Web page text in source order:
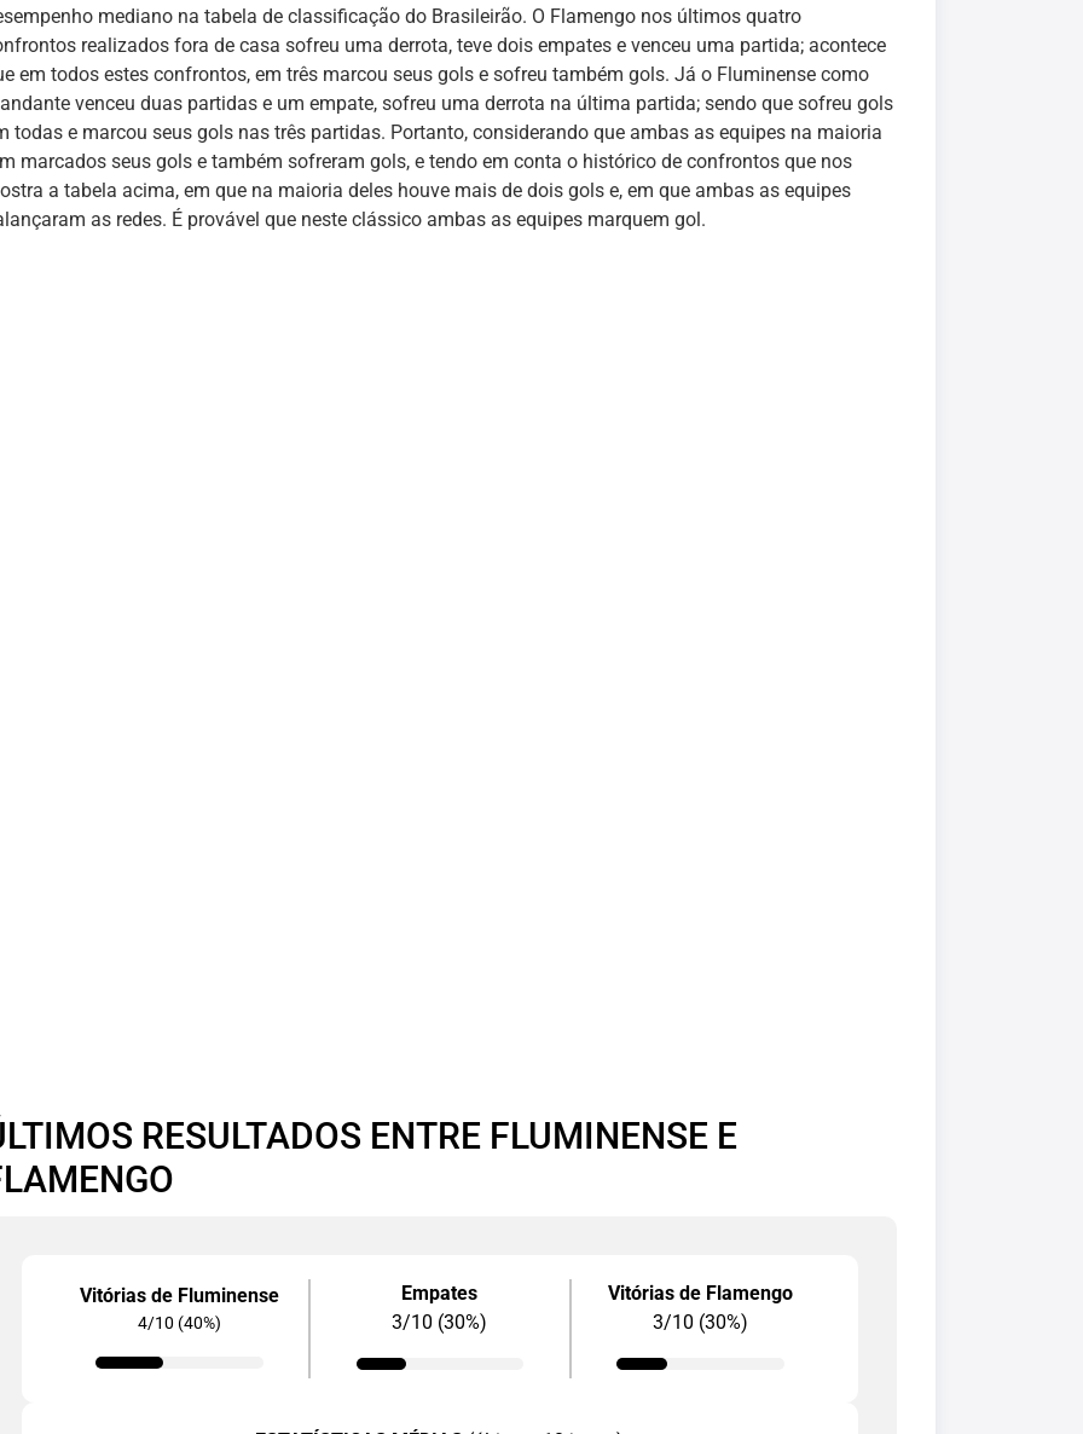
mediano na tabela de classificação do Brasileirão. O Flamengo nos últimos quatro
realizados fora de casa sofreu uma derrota, teve dois empates e venceu uma partida; acontece
em todos estes confrontos, em três marcou seus gols e sofreu também gols. Já o Fluminense como
venceu duas partidas e um empate, sofreu uma derrota na última partida; sendo que sofreu gols
todas e marcou seus gols nas três partidas. Portanto, considerando que ambas as equipes na maioria
marcados seus gols e também sofreram gols, e tendo em conta o histórico de confrontos que nos
a tabela acima, em que na maioria deles houve mais de dois gols e, em que ambas as equipes
as redes. É provável que neste clássico ambas as equipes marquem gol.
RESULTADOS ENTRE FLUMINENSE E
Vitórias de Fluminense
4/10 (40%)
Empates
3/10 (30%)
Vitórias de Flamengo
3/10 (30%)